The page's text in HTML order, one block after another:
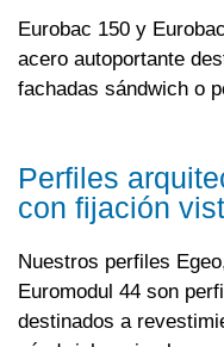
Eurobac 150 y
acero autoportante
fachadas sándwich o
Perfiles
con fijación
Nuestros perfiles
Euromodul 44 son
destinados a